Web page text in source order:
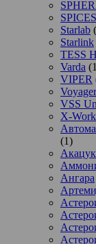
SPICES
Starlab
Starlink
TESS
Varda
VIPER
Voyager
VSS
X-
(1)
Ангара